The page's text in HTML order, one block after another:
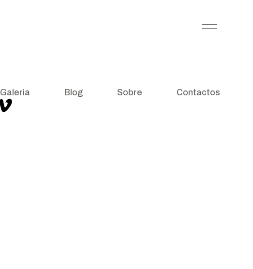
Galeria Blog Sobre Contactos